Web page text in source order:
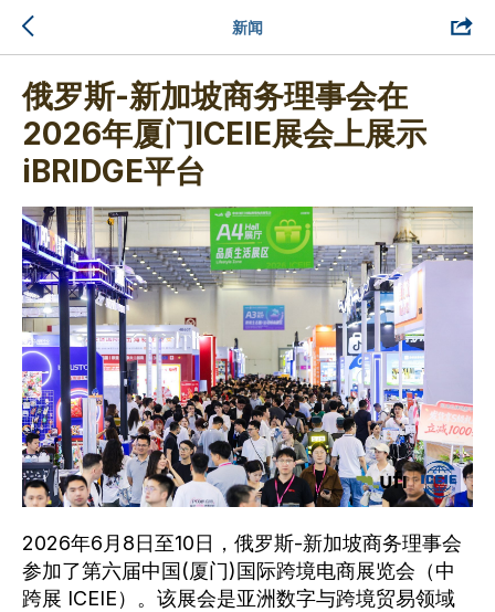
新闻
俄罗斯-新加坡商务理事会在
2026年厦门ICEIE展会上展示
iBRIDGE平台
2026年6月8日至10日，俄罗斯-新加坡商务理事会
参加了第六届中国(厦门)国际跨境电商展览会（中
跨展 ICEIE）。该展会是亚洲数字与跨境贸易领域